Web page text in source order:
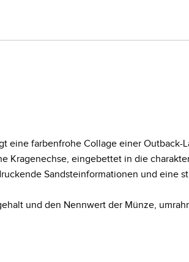
eine farbenfrohe Collage einer Outback-
Kragenechse, eingebettet in die
Sandsteinformationen und eine
und den Nennwert der Münze,